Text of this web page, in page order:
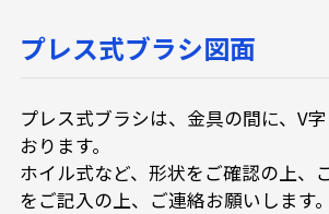
プレス式ブラシ図面
プレス式ブラシは、金具の間に、V
おります。
ホイル式など、形状をご確認の上、
をご記入の上、ご連絡お願いします。